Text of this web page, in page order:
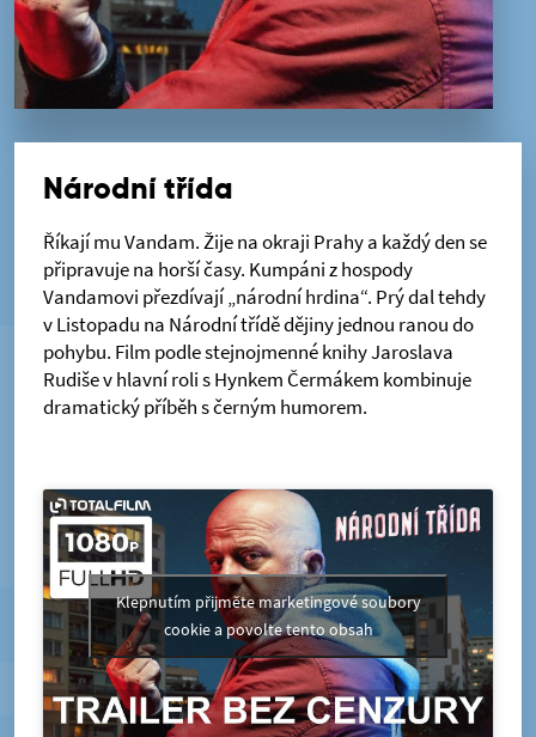
Národní třída
Říkají mu Vandam. Žije na okraji Prahy a každý den se
připravuje na horší časy. Kumpáni z hospody
Vandamovi přezdívají „národní hrdina“. Prý dal tehdy
v Listopadu na Národní třídě dějiny jednou ranou do
pohybu. Film podle stejnojmenné knihy Jaroslava
Rudiše v hlavní roli s Hynkem Čermákem kombinuje
dramatický příběh s černým humorem.
Klepnutím přijměte marketingové soubory
cookie a povolte tento obsah